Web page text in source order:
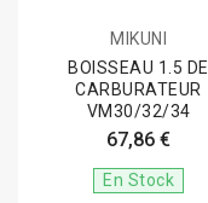
MIKUNI
BOISSEAU 1.5 DE
CARBURATEUR
VM30/32/34
67,86 €
En Stock